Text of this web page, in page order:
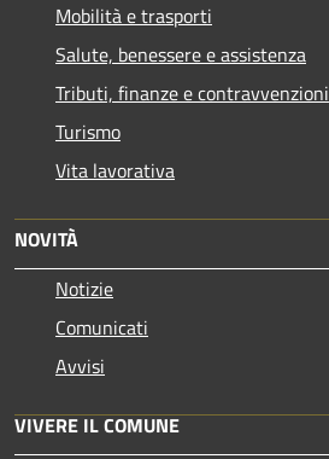
Mobilità e trasporti
Salute, benessere e assistenza
Tributi, finanze e contravvenzioni
Turismo
Vita lavorativa
NOVITÀ
Notizie
Comunicati
Avvisi
VIVERE IL COMUNE